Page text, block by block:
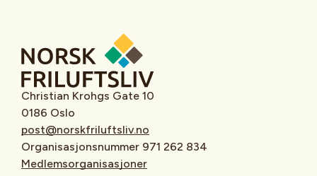
Christian Krohgs Gate 10
0186 Oslo
post@norskfriluftsliv.no
Organisasjonsnummer 971 262 834
Medlemsorganisasjoner